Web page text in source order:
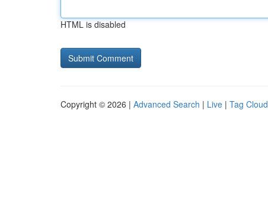
HTML is disabled
Copyright © 2026 | Advanced Search | Live | Tag Cloud